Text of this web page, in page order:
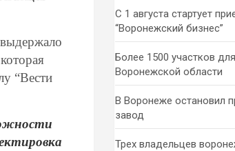
“Вести
С 1 августа стартует
“Воронежский бизнес”
Более 1500 участков
Воронежской области
В Воронеже остановил
завод
Трех владельцев